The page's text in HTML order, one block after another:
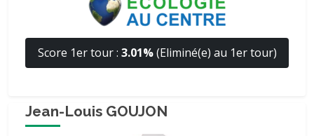
Score 1er tour : 3.01%(Eliminé(e) au 1er tour)
Jean-Louis GOUJON